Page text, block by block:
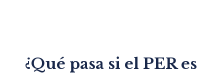
¿Qué pasa si el PER es